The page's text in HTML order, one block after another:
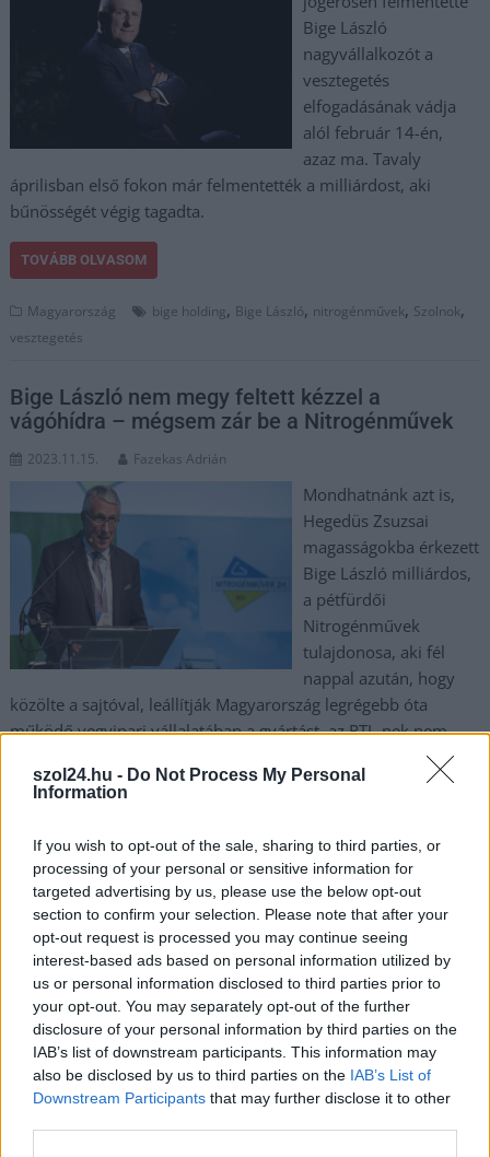
szol24.hu - Do Not Process My Personal
Information
If you wish to opt-out of the sale, sharing to third parties, or
processing of your personal or sensitive information for
targeted advertising by us, please use the below opt-out
section to confirm your selection. Please note that after your
opt-out request is processed you may continue seeing
interest-based ads based on personal information utilized by
us or personal information disclosed to third parties prior to
your opt-out. You may separately opt-out of the further
disclosure of your personal information by third parties on the
IAB’s list of downstream participants. This information may
also be disclosed by us to third parties on the IAB’s List of
Downstream Participants that may further disclose it to other
Bige László
nagyvállalkozót a
vesztegetés
elfogadásának vádja
alól február 14-én,
azaz ma. Tavaly
áprilisban első fokon már felmentették a milliárdost, aki
bűnösségét végig tagadta.
TOVÁBB OLVASOM
Magyarország bige holding, Bige László, nitrogénművek, Szolnok,
vesztegetés
Bige László nem megy feltett kézzel a
vágóhídra – mégsem zár be a Nitrogénművek
2023.11.15. Fazekas Adrián
Mondhatnánk azt is,
Hegedüs Zsuzsai
magasságokba érkezett
Bige László milliárdos,
a pétfürdői
Nitrogénművek
tulajdonosa, aki fél
nappal azután, hogy
közölte a sajtóval, leállítják Magyarország legrégebb óta
működő vegyipari vállalatában a gyártást, az RTL-nek nem
szüntetik meg véglegesen és nem mennek feltett kézzel a
TOVÁBB OLVASOM
Szolnok Bige László,nitrogénművek,Szolnok
Ennyi volt – Bige László bejelentette, leáll a
termelés a Nitrogénművekben
2023.11.14. Fazekas Adrián
A „vegyipari
milliárdosnak”,